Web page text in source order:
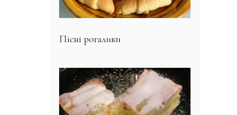
Пісні рогалики